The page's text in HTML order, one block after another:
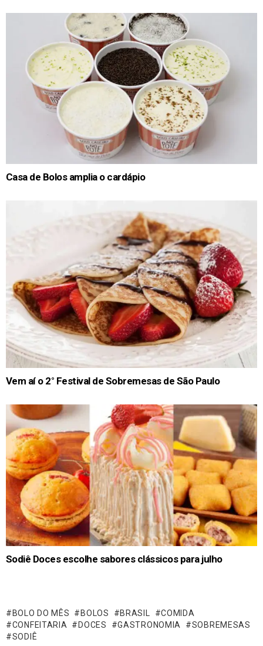
Casa de Bolos amplia o cardápio
Vem aí o 2° Festival de Sobremesas de São Paulo
Sodiê Doces escolhe sabores clássicos para julho
BOLO DO MÊS BOLOS BRASIL
COMIDA
CONFEITARIA
DOCES GASTRONOMIA
SOBREMESAS
SODIÊ